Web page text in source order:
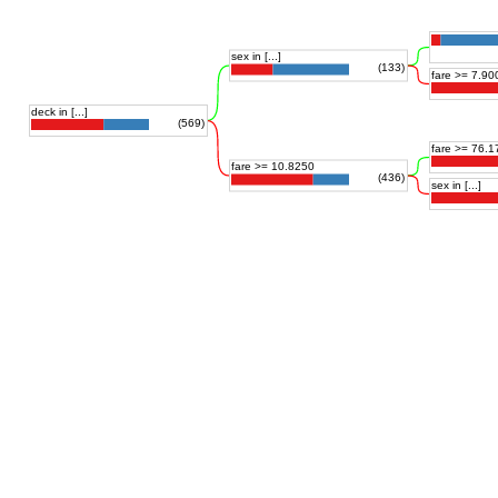
deck in [...]
(569)
sex in [...]
(133)
fare >= 10.8250
(436)
fare >=
fare >=
sex in [...]